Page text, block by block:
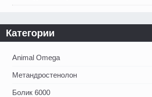
Категории
Animal Omega
Метандростенолон
Болик 6000